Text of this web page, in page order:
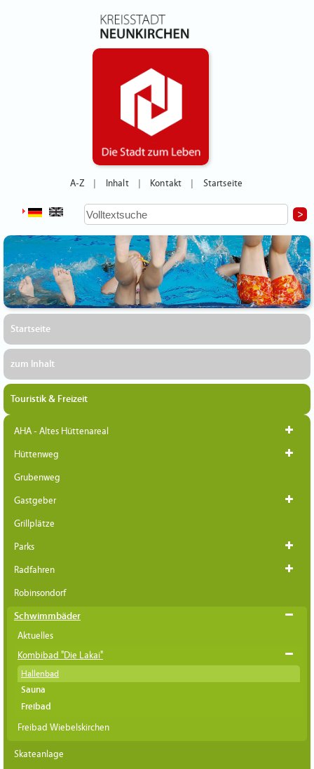
A-Z Inhalt Kontakt Startseite
Startseite
zum Inhalt
Touristik & Freizeit
AHA - Altes Hüttenareal
Hüttenweg
Grubenweg
Gastgeber
Grillplätze
Parks
Radfahren
Robinsondorf
Schwimmbäder
Aktuelles
Kombibad "Die Lakai"
Hallenbad
Sauna
Freibad
Freibad Wiebelskirchen
Skateanlage